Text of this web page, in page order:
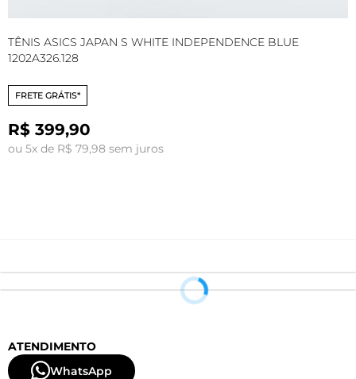
TÊNIS ASICS JAPAN S WHITE INDEPENDENCE BLUE
1202A326.128
FRETE GRÁTIS*
R$ 399,90
ou 5x de R$ 79,98 sem juros
ATENDIMENTO
WhatsApp